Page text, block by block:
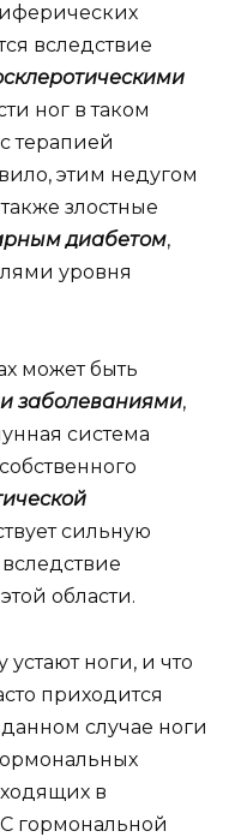
вследствие
ног в таком
терапией
этим недугом
злостные
диабетом,
уровня
может быть
заболеваниями,
система
сильную
области.
ноги, и что
приходится
случае ноги
в
гормональной